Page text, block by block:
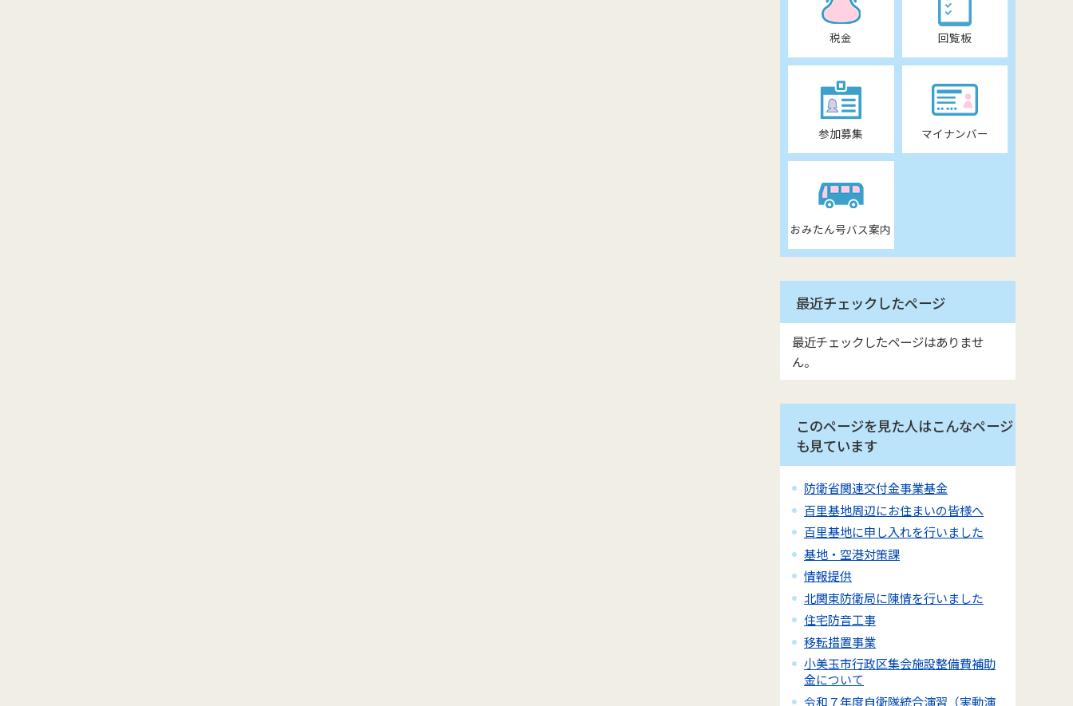
税金 回覧板
参加募集 マイナンバー
おみたん号バス案内
最近チェックしたページ
最近チェックしたページはありませ
ん。
このページを見た人はこんなページ
も見ています
防衛省関連交付金事業基金
百里基地周辺にお住まいの皆様へ
百里基地に申し入れを行いました
基地・空港対策課
情報提供
北関東防衛局に陳情を行いました
住宅防音工事
移転措置事業
小美玉市行政区集会施設整備費補助
金について
令和７年度自衛隊統合演習（実動演